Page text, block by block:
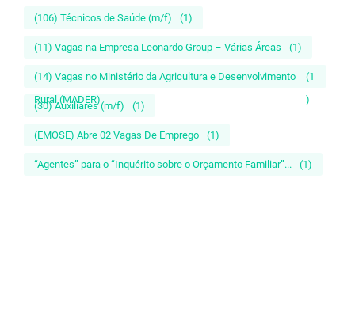
(106) Técnicos de Saúde (m/f) (1)
(11) Vagas na Empresa Leonardo Group – Várias Áreas (1)
(14) Vagas no Ministério da Agricultura e Desenvolvimento
Rural (MADER)
(1
)
(30) Auxiliares (m/f) (1)
(EMOSE) Abre 02 Vagas De Emprego (1)
“Agentes” para o “Inquérito sobre o Orçamento Familiar”... (1)